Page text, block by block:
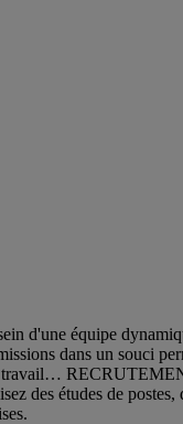
d'une équipe
dans un souci
travail…
des études de